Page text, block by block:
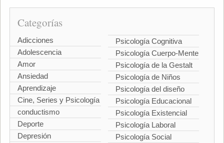
Categorías
Adicciones
Adolescencia
Amor
Ansiedad
Aprendizaje
Cine, Series y Psicología
conductismo
Deporte
Depresión
Psicología Cognitiva
Psicología Cuerpo-Mente
Psicología de la Gestalt
Psicología de Niños
Psicología del diseño
Psicología Educacional
Psicología Existencial
Psicología Laboral
Psicología Social